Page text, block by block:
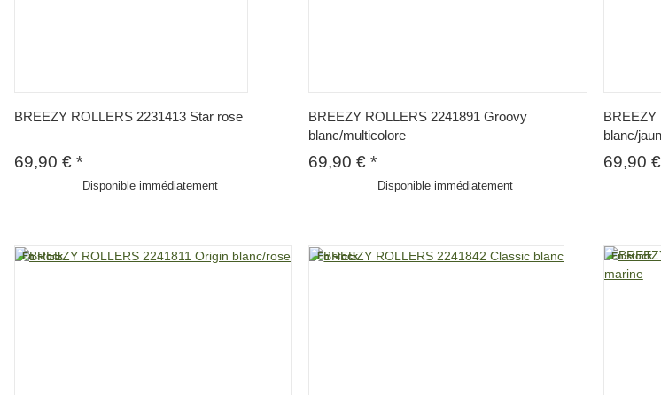
BREEZY ROLLERS 2231413 Star rose
69,90 € *
Disponible immédiatement
BREEZY ROLLERS 2241891 Groovy
blanc/multicolore
69,90 €*
Disponible immédiatement
BREEZY
blanc/
69,90 €
En stock En stock En stock